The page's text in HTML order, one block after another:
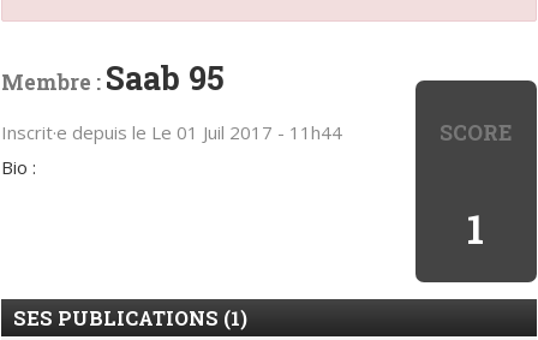
SCORE
1
Membre : Saab 95
Inscrit·e depuis le Le 01 Juil 2017 - 11h44
Bio :
SES PUBLICATIONS (1)